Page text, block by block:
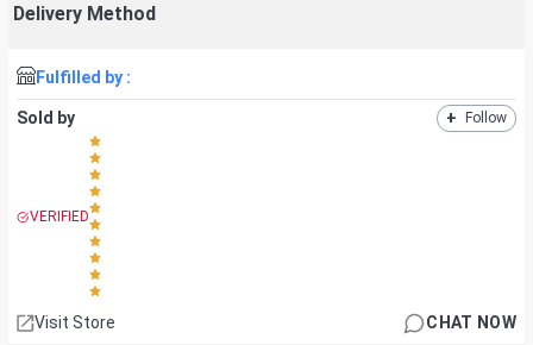
Delivery Method
Fulfilled by :
Sold by + Follow
VERIFIED
Visit Store CHAT NOW